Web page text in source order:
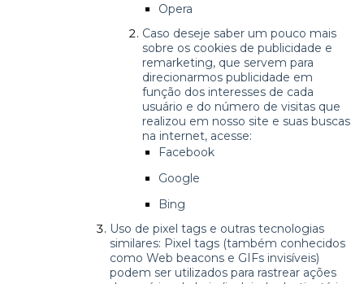
Opera
Caso deseje saber um pouco mais
sobre os cookies de publicidade e
remarketing, que servem para
direcionarmos publicidade em
função dos interesses de cada
usuário e do número de visitas que
realizou em nosso site e suas buscas
na internet, acesse:
Facebook
Google
Bing
Uso de pixel tags e outras tecnologias
similares: Pixel tags (também conhecidos
como Web beacons e GIFs invisíveis)
podem ser utilizados para rastrear ações